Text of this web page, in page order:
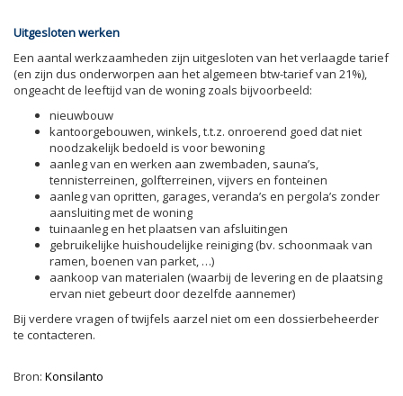
Uitgesloten werken
Een aantal werkzaamheden zijn uitgesloten van het verlaagde tarief
(en zijn dus onderworpen aan het algemeen btw-tarief van 21%),
ongeacht de leeftijd van de woning zoals bijvoorbeeld:
nieuwbouw
kantoorgebouwen, winkels, t.t.z. onroerend goed dat niet
noodzakelijk bedoeld is voor bewoning
aanleg van en werken aan zwembaden, sauna’s,
tennisterreinen, golfterreinen, vijvers en fonteinen
aanleg van opritten, garages, veranda’s en pergola’s zonder
aansluiting met de woning
tuinaanleg en het plaatsen van afsluitingen
gebruikelijke huishoudelijke reiniging (bv. schoonmaak van
ramen, boenen van parket, …)
aankoop van materialen (waarbij de levering en de plaatsing
ervan niet gebeurt door dezelfde aannemer)
Bij verdere vragen of twijfels aarzel niet om een dossierbeheerder
te contacteren.
Bron: Konsilanto